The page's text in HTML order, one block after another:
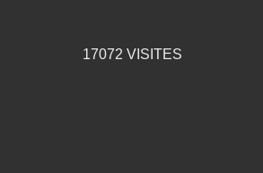
17072 VISITES